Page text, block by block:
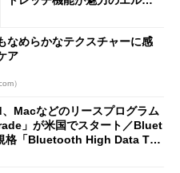
なめらかなテクスチャーに感
ア
）
Macなどのリースプログラム
」が米国でスタート／Bluet
格「Bluetooth High Data Thr